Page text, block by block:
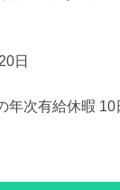
日
年次有給休暇 10